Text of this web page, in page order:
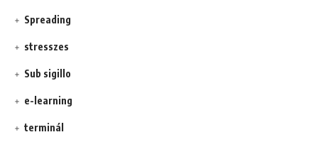
Spreading
stresszes
Sub sigillo
e-learning
terminál